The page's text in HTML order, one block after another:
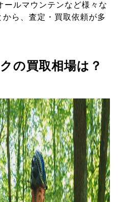
ールマウンテンなど様々な
ら、査定・買取依頼が多
の買取相場は？